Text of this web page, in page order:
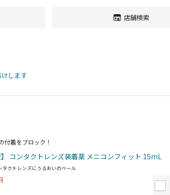
店舗検索
します
付着をブロック！
】 コンタクトレンズ装着薬 メニコンフィット 15mL
タクトレンズにうるおいのベール